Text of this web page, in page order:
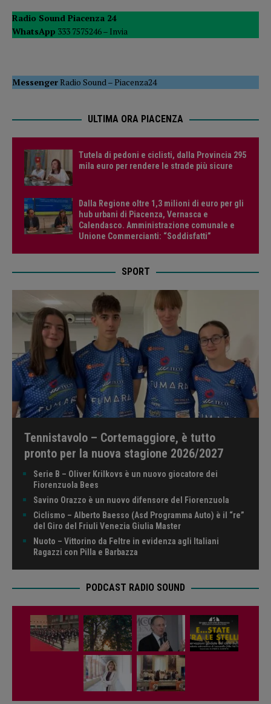
Radio Sound Piacenza 24
WhatsApp 333 7575246 – Invia
MessengerRadio Sound–Piacenza24
ULTIMA ORA PIACENZA
Tutela di pedoni e ciclisti, dalla Provincia 295
mila euro per rendere le strade più sicure
Dalla Regione oltre 1,3 milioni di euro per gli
hub urbani di Piacenza, Vernasca e
Calendasco. Amministrazione comunale e
Unione Commercianti: “Soddisfatti”
SPORT
Tennistavolo – Cortemaggiore, è tutto
pronto per la nuova stagione 2026/2027
Serie B – Oliver Krilkovs è un nuovo giocatore dei
Fiorenzuola Bees
Savino Orazzo è un nuovo difensore del Fiorenzuola
Ciclismo – Alberto Baesso (Asd Programma Auto) è il “re”
del Giro del Friuli Venezia Giulia Master
Nuoto – Vittorino da Feltre in evidenza agli Italiani
Ragazzi con Pilla e Barbazza
PODCAST RADIO SOUND